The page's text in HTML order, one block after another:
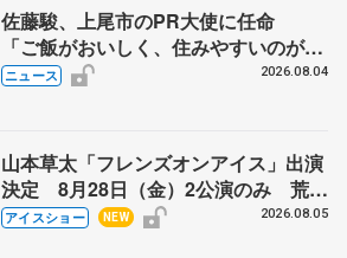
佐藤駿、上尾市のPR大使に任命
「ご飯がおいしく、住みやすいのが魅
力」
ニュース 2026.08.04
山本草太「フレンズオンアイス」出演
決定 8月28日（金）2公演のみ 荒川
静香さんプロデュース、20周年のアイ
アイスショー NEW 2026.08.05